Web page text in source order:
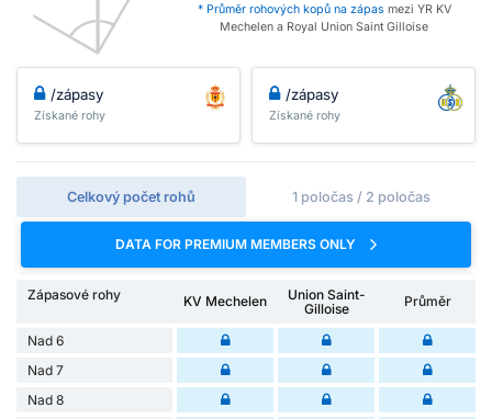
* Průměr rohových kopů na zápas mezi YR KV
Mechelen a Royal Union Saint Gilloise
/zápasy
Získané rohy
/zápasy
Získané rohy
Celkový počet rohů 1 poločas / 2 poločas
DATA FOR PREMIUM MEMBERS ONLY
Zápasové rohy KV Mechelen
Union Saint-
Gilloise
Průměr
Nad 6
Nad 7
Nad 8